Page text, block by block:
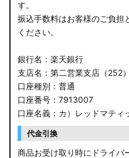
す。
振込手数料はお客様のご負担
ください。
銀行名：楽天銀行
支店名：第二営業支店（252）
口座種別：普通
口座番号：7913007
口座名義：カ）レッドマティ
代金引換
商品お受け取り時にドライバ